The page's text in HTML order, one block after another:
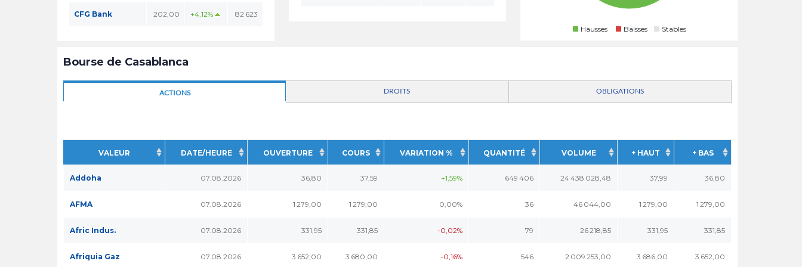
CFG Bank 202,00 +4,12%
82 623
Hausses
Baisses Stables
Bourse de Casablanca
ACTIONS DROITS OBLIGATIONS
VALEUR DATE/HEURE OUVERTURE COURS VARIATION % QUANTITÉ VOLUME + HAUT + BAS
Addoha 07.08.2026 36,80 37,59 +1,59% 649 406 24 438 028,48 37,99 36,80
AFMA 07.08.2026 1 279,00 1 279,00 0,00% 36 46 044,00 1 279,00 1 279,00
Afric Indus. 07.08.2026 331,95 331,85 -0,02% 79 26 218,85 331,95 331,85
Afriquia Gaz 07.08.2026 3 652,00 3 680,00 -0,16% 546 2 009 253,00 3 686,00 3 652,00